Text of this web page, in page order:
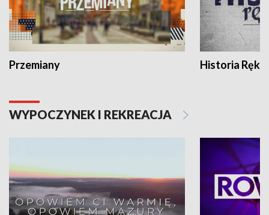
Przemiany Historia Ręką
WYPOCZYNEK I REKREACJA